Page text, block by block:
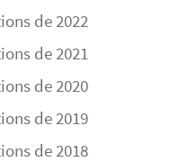
de 2022
de 2021
de 2020
de 2019
de 2018